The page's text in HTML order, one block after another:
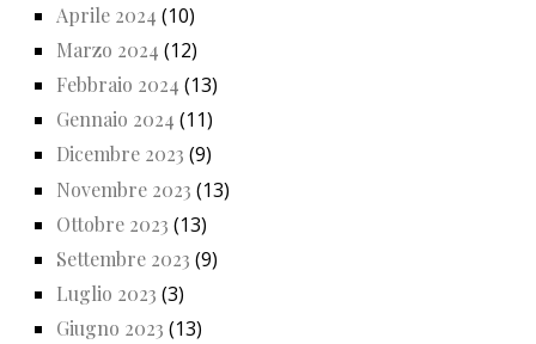
Aprile 2024 (10)
Marzo 2024 (12)
Febbraio 2024 (13)
Gennaio 2024 (11)
Dicembre 2023 (9)
Novembre 2023 (13)
Ottobre 2023 (13)
Settembre 2023 (9)
Luglio 2023 (3)
Giugno 2023 (13)